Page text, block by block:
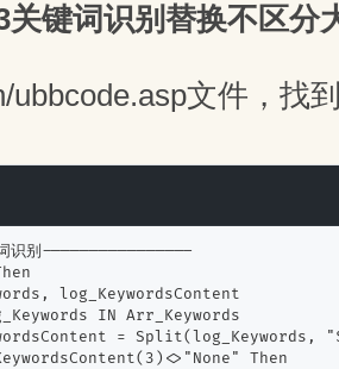
键词识别替换不区分
ubbcode.asp文件，找
识别----------------
log_KeywordsContent
IN Arr_Keywords
= Split(log_Keywords,
Then